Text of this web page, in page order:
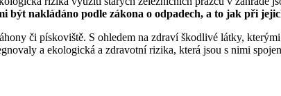
být nakládáno podle zákona o odpadech, a to jak při
či pískoviště. S ohledem na zdraví škodlivé látky,
a ekologická a zdravotní rizika, která jsou s nimi